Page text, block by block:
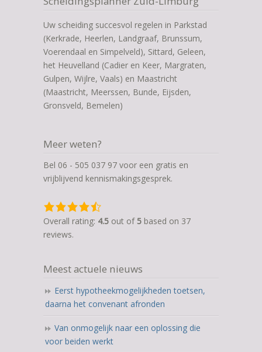
Uw scheiding succesvol regelen in Parkstad
(Kerkrade, Heerlen, Landgraaf, Brunssum,
Voerendaal en Simpelveld), Sittard, Geleen,
het Heuvelland (Cadier en Keer, Margraten,
Gulpen, Wijlre, Vaals) en Maastricht
(Maastricht, Meerssen, Bunde, Eijsden,
Gronsveld, Bemelen)
Meer weten?
Bel 06 - 505 037 97 voor een gratis en
vrijblijvend kennismakingsgesprek.
4,5
rating
based
ratings
Overall rating: 4.5 out of 5 based on 37
reviews.
Meest actuele nieuws
Eerst hypotheekmogelijkheden toetsen,
daarna het convenant afronden
Van onmogelijk naar een oplossing die
voor beiden werkt